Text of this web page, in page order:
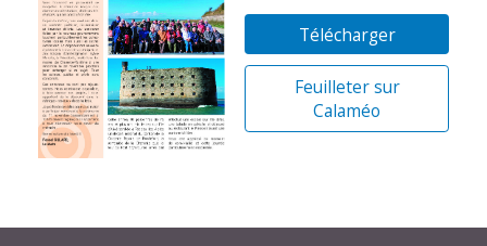
Télécharger
Feuilleter sur
Calaméo